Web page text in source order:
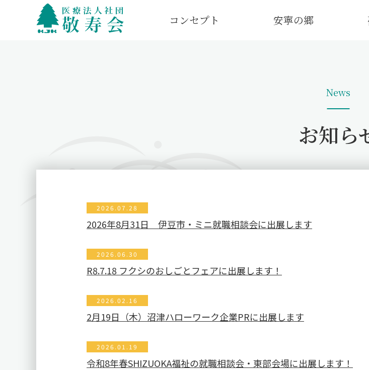
コンセプト 安寧の郷
News
お知ら
2026.07.28
2026年8月31日 伊豆市・ミニ就職相談会に出展します
2026.06.30
R8.7.18 フクシのおしごとフェアに出展します！
2026.02.16
2月19日（木）沼津ハローワーク企業PRに出展します
2026.01.19
令和8年春SHIZUOKA福祉の就職相談会・東部会場に出展します！